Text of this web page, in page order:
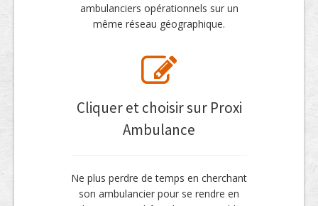
ambulanciers opérationnels sur un
même réseau géographique.
Cliquer et choisir sur Proxi
Ambulance
Ne plus perdre de temps en cherchant
son ambulancier pour se rendre en